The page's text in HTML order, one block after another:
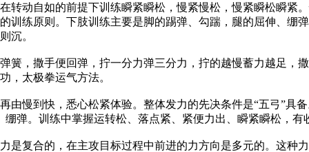
自如的前提下训练瞬紧瞬松，慢紧慢松，慢紧瞬松瞬紧
训练原则。下肢训练主要是脚的踢弹、勾踹，腿的屈伸、绷
沉。
撒手便回弹，拧一分力弹三分力，拧的越慢蓄力越足，
，太极拳运气方法。
到快，悉心松紧体验。整体发力的先决条件是“五弓”具备
弹。训练中掌握运转松、落点紧、紧便力出、瞬紧瞬松，有
合的，在主攻目标过程中前进的力方向是多元的。这种